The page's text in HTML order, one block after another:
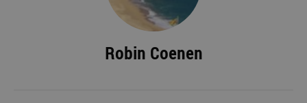
Robin Coenen